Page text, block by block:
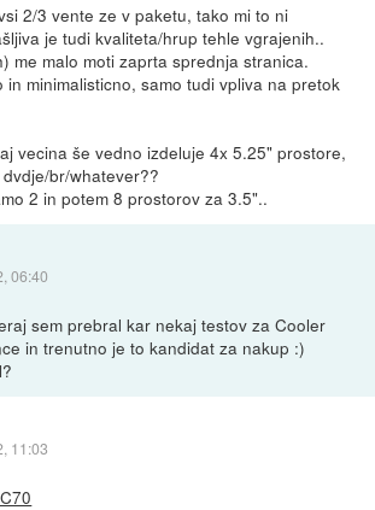
2/3 vente ze v paketu, tako mi to ni
je tudi kvaliteta/hrup tehle vgrajenih..
me malo moti zaprta sprednja stranica.
minimalisticno, samo tudi vpliva na pretok
vecina še vedno izdeluje 4x 5.25" prostore,
br/whatever??
2 in potem 8 prostorov za 3.5"..
06:40
sem prebral kar nekaj testov za Cooler
in trenutno je to kandidat za nakup :)
11:03